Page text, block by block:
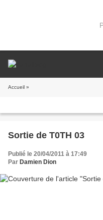
Accueil »
Sortie de T0TH 03
Publié le 20/04/2011 à 17:49
Par Damien Dion